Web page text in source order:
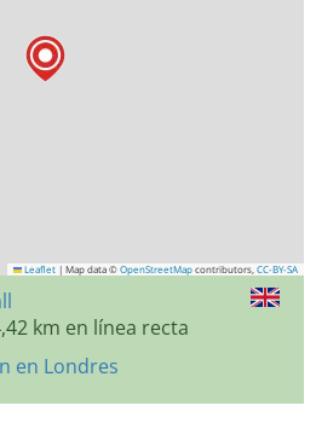
Leaflet | Map data © OpenStreetMap contributors, CC-BY-SA
km en línea recta
en Londres